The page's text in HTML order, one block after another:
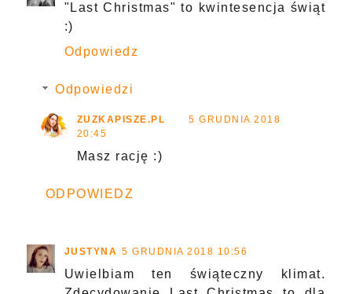
"Last Christmas" to kwintesencja świąt
:)
Odpowiedz
Odpowiedzi
ZUZKAPISZE.PL
5 GRUDNIA 2018
20:45
Masz rację :)
ODPOWIEDZ
JUSTYNA 5 GRUDNIA 2018 10:56
Uwielbiam ten świąteczny klimat.